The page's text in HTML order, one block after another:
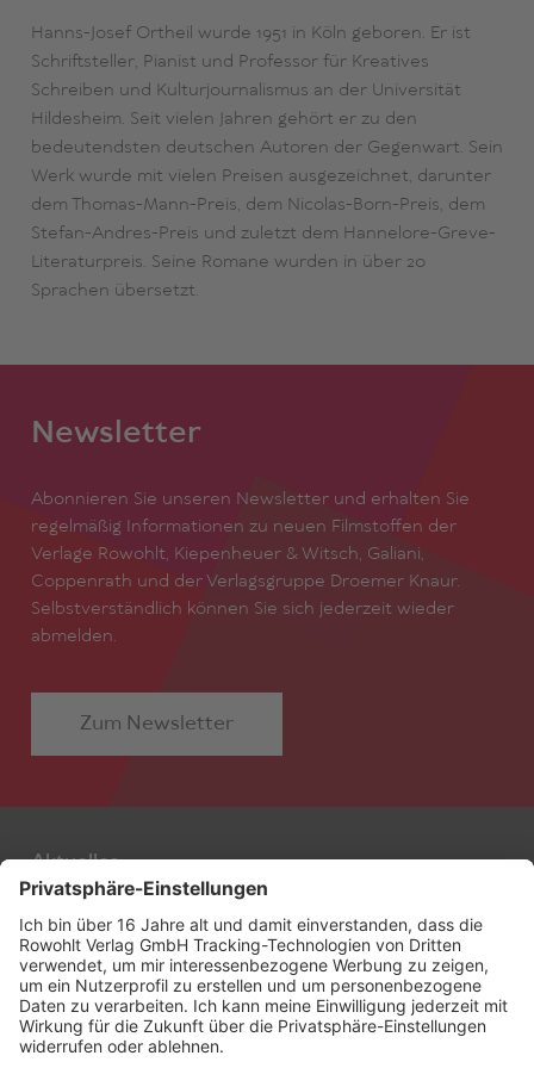
Hanns-Josef Ortheil wurde 1951 in Köln geboren. Er ist
Schriftsteller, Pianist und Professor für Kreatives
Schreiben und Kulturjournalismus an der Universität
Hildesheim. Seit vielen Jahren gehört er zu den
bedeutendsten deutschen Autoren der Gegenwart. Sein
Werk wurde mit vielen Preisen ausgezeichnet, darunter
dem Thomas-Mann-Preis, dem Nicolas-Born-Preis, dem
Stefan-Andres-Preis und zuletzt dem Hannelore-Greve-
Literaturpreis. Seine Romane wurden in über 20
Sprachen übersetzt.
Newsletter
Abonnieren Sie unseren Newsletter und erhalten Sie
regelmäßig Informationen zu neuen Filmstoffen der
Verlage Rowohlt, Kiepenheuer & Witsch, Galiani,
Coppenrath und der Verlagsgruppe Droemer Knaur.
Selbstverständlich können Sie sich jederzeit wieder
abmelden.
Zum Newsletter
Aktuelles
Autor:innen
Filmstoffe
Alle Stoffe
Agentur